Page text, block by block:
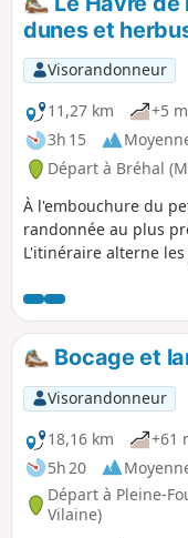
(hélas) est trop
l'apparition récente
habitations
quelque peu
dunes et
Visorandonneur
11,27 km
+5 m
3h 15
Départ à Bréhal
À l'embouchure du
randonnée au plus
L'itinéraire alterne
plage.
Bocage et
Visorandonneur
18,16 km
+61
5h 20
Départ à Pleine-
Vilaine)